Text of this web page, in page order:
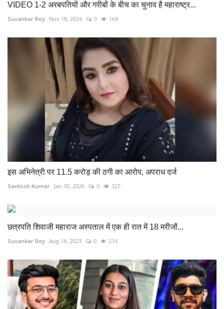
VIDEO 1-2 अरबपतियों और गरीबों के बीच का चुनाव है महाराष्ट्र...
Suvankar Roy Nov 18, 2024 0 164
इस अभिनेत्री पर 11.5 करोड़ की ठगी का आरोप, अपराध दर्ज
Santosh Kumar Jan 30, 2026 0 327
छत्रपति शिवाजी महाराज अस्पताल में एक ही रात में 18 मरीजों...
Suvankar Roy Aug 14, 2023 0 214